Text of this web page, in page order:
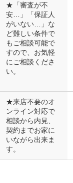
★「審査が不
安…」「保証人
がいない…」な
ど難しい条件で
もご相談可能で
すので、お気軽
にご相談くださ
い。
★来店不要のオ
ンライン対応で
相談から内見、
契約までお家に
いながら出来ま
す。